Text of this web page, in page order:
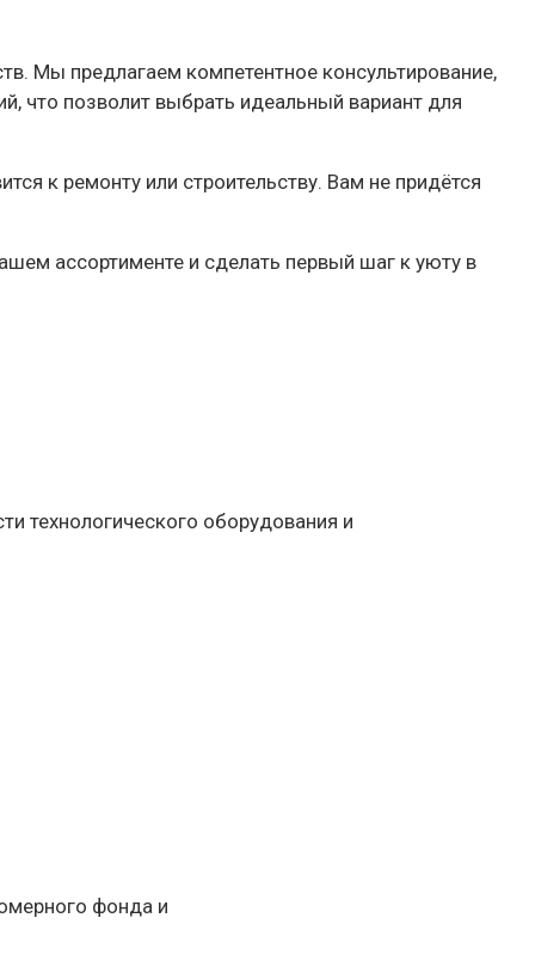
Мы предлагаем компетентное консультирование,
что позволит выбрать идеальный вариант для
к ремонту или строительству. Вам не придётся
ассортименте и сделать первый шаг к уюту в
технологического оборудования и
фонда и